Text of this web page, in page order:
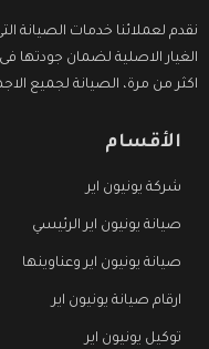
نقدم لعملائنا خدمات الصيانة
الغيار الاصلية لضمان
اكثر من مرة، الصيانة لجميع
الأقسام
شركة يونيون اير
صيانة يونيون اير الرئيسي
صيانة يونيون اير وعناوينها
ارقام صيانة يونيون اير
توكيل يونيون اير